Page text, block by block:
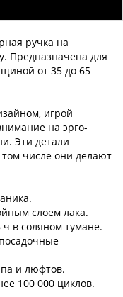
ручка на
Предназначена для
от 35 до 65
игрой
на эрго-
Эти детали
том числе они делают
слоем лака.
в соляном тумане.
и люфтов.
100 000 циклов.